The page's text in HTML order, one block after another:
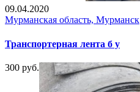
09.04.2020
Мурманская область, Мурманск
Транспортерная лента б у
300 руб.